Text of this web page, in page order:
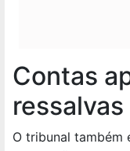
Contas
ressalvas
O tribunal também